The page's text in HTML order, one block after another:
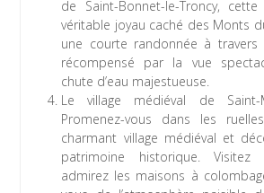
de Saint-Bonnet-le-Troncy,
véritable joyau caché des Monts
une courte randonnée à travers
récompensé par la vue
chute d’eau majestueuse.
Le village médiéval de Saint-
Promenez-vous dans les
charmant village médiéval et
patrimoine historique. Visitez
admirez les maisons à